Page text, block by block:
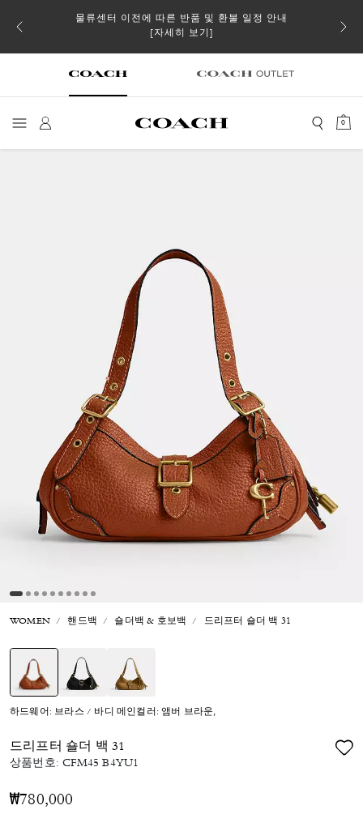
스트
물류센터 이전에 따른 반품 및 환불 일정 안내
[자세히 보기]
일부
0
WOMEN 핸드백 숄더백 & 호보백 드리프터 숄더 백 31
하드웨어: 브라스 / 바디 메인컬러: 앰버 브라운,
드리프터 숄더 백 31
상품번호:CFM45 B4YU1
₩780,000